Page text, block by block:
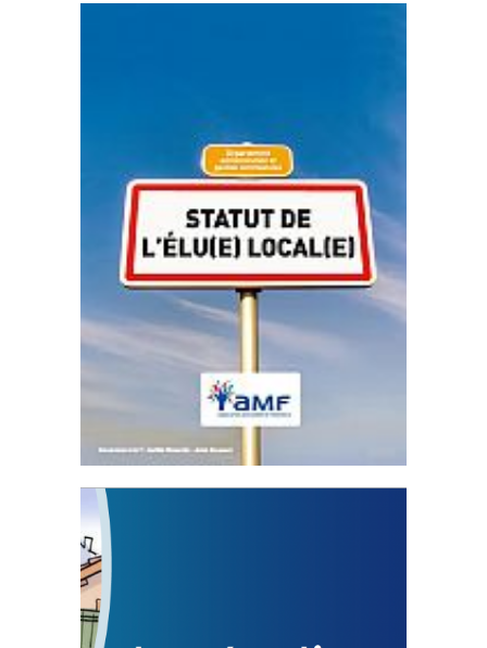
Statut de l’élu local
3 avril 2024
Mise à jour avril 2024
FEUILLETER